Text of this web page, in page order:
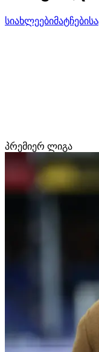
სიახლეებიმატჩები
პრემიერ ლიგა